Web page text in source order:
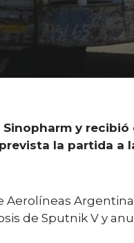
y
la partida a
Aerolíneas
de Sputnik V y